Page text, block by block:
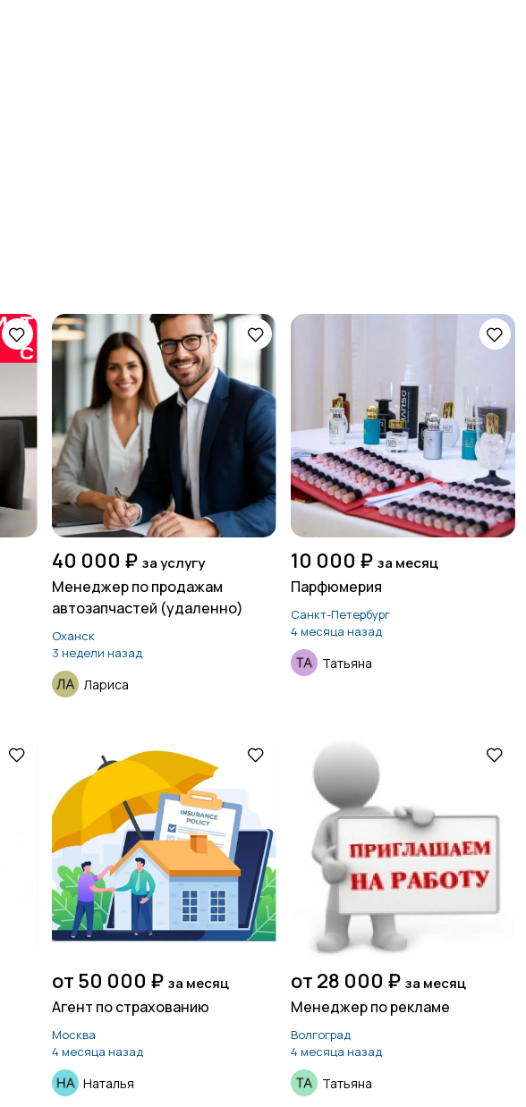
40 000 ₽ за услугу
Менеджер по продажам
автозапчастей (удаленно)
Оханск
3 недели назад
Лариса
10 000 ₽ за месяц
Парфюмерия
Санкт-Петербург
4 месяца назад
Татьяна
от 50 000 ₽ за месяц
Агент по страхованию
Москва
4 месяца назад
Наталья
от 28 000 ₽ за месяц
Менеджер по рекламе
Волгоград
4 месяца назад
Татьяна